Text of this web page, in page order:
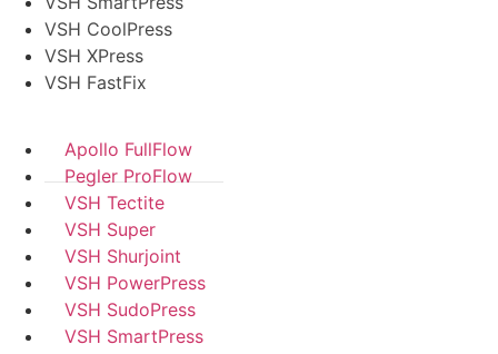
VSH CoolPress
VSH XPress
VSH FastFix
Apollo FullFlow
Pegler ProFlow
VSH Tectite
VSH Super
VSH Shurjoint
VSH PowerPress
VSH SudoPress
VSH SmartPress